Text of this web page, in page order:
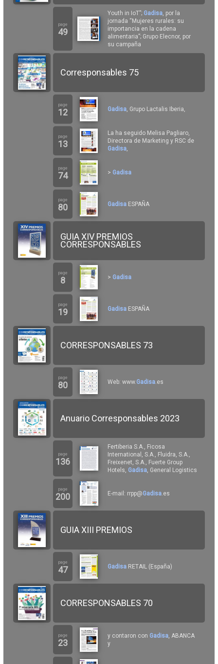
page
49
Youth in IoT”; Gadisa, por la
jornada “Mujeres rurales: su
importancia en la cadena
alimentaria”; Grupo Elecnor, por
su campaña
Corresponsables 75
page
12 Gadisa, Grupo Lactalis Iberia,
page
13
La ha seguido Melisa Pagliaro,
Directora de Marketing y RSC de
Gadisa,
page
74 > Gadisa
page
80 Gadisa ESPAÑA
GUIA XIV PREMIOS
CORRESPONSABLES
page
8 > Gadisa
page
19 Gadisa ESPAÑA
CORRESPONSABLES 73
page
80 Web: www.Gadisa.es
Anuario Corresponsables 2023
page
136
Fertiberia S.A., Ficosa
International, S.A., Fluidra, S.A.,
Freixenet, S.A., Fuerte Group
Hotels, Gadisa, General Logistics
page
200 E-mail: rrpp@Gadisa.es
GUIA XIII PREMIOS
page
47 Gadisa RETAIL (España)
CORRESPONSABLES 70
page
23
y contaron con Gadisa, ABANCA
y